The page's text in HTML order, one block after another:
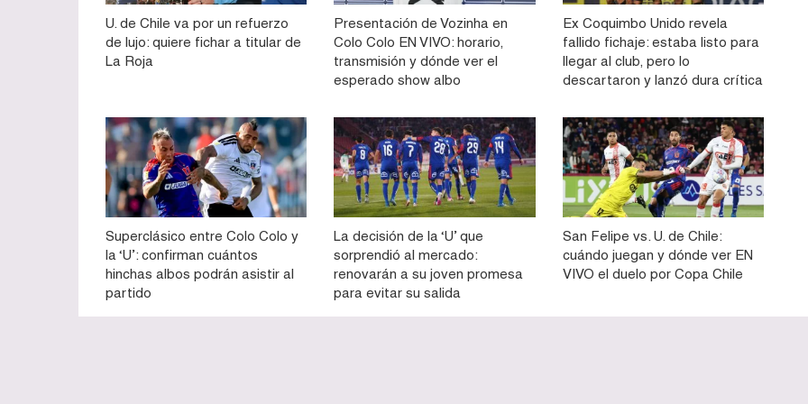
U. de Chile va por un refuerzo
de lujo: quiere fichar a titular de
La Roja
Presentación de Vozinha en
Colo Colo EN VIVO: horario,
transmisión y dónde ver el
esperado show albo
Ex Coquimbo Unido revela
fallido fichaje: estaba listo para
llegar al club, pero lo
descartaron y lanzó dura crítica
Superclásico entre Colo Colo y
la ‘U’: confirman cuántos
hinchas albos podrán asistir al
partido
La decisión de la ‘U’ que
sorprendió al mercado:
renovarán a su joven promesa
para evitar su salida
San Felipe vs. U. de Chile:
cuándo juegan y dónde ver EN
VIVO el duelo por Copa Chile